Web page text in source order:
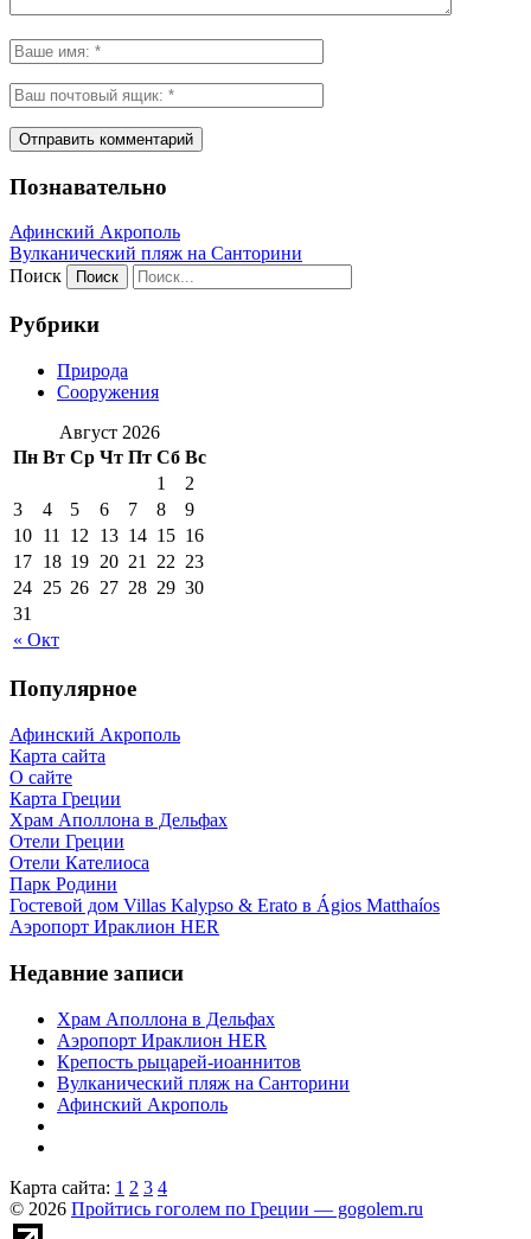
Познавательно
Афинский Акрополь
Вулканический пляж на Санторини
Поиск
Рубрики
Природа
Сооружения
Август 2026
Пн Вт Ср Чт Пт Сб Вс
« Окт
1
2
3
4 5 6 7 8
9
10 11 12 13 14 15 16
17 18 19 20 21 22 23
24 25 26 27 28 29 30
31
Популярное
Афинский Акрополь
Карта сайта
О сайте
Карта Греции
Храм Аполлона в Дельфах
Отели Греции
Отели Кателиоса
Парк Родини
Гостевой дом Villas Kalypso & Erato в Ágios Matthaíos
Аэропорт Ираклион HER
Недавние записи
Храм Аполлона в Дельфах
Аэропорт Ираклион HER
Крепость рыцарей-иоаннитов
Вулканический пляж на Санторини
Афинский Акрополь
Карта сайта: 1 2 3 4
© 2026 Пройтись гоголем по Греции — gogolem.ru